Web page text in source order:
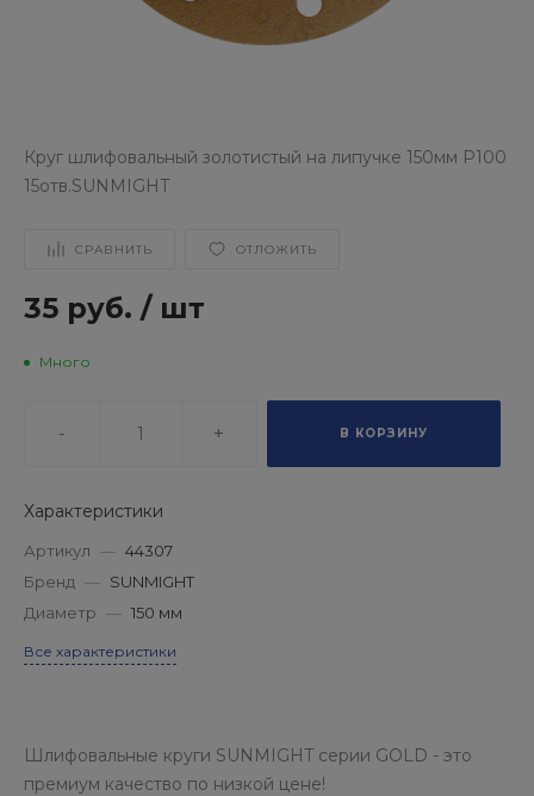
Круг шлифовальный золотистый на липучке 150мм P100
15отв.SUNMIGHT
СРАВНИТЬ ОТЛОЖИТЬ
35 руб. / шт
Много
- + В КОРЗИНУ
Характеристики
Артикул — 44307
Бренд — SUNMIGHT
Диаметр — 150 мм
Все характеристики
Шлифовальные круги SUNMIGHT серии GOLD - это
премиум качество по низкой цене!